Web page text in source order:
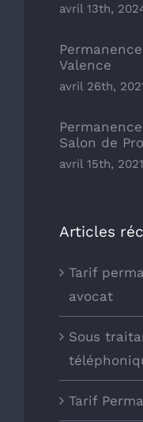
avril 13th,
Valence
avril 26th,
Salon de
avril 15th, 2021
Articles
Tarif
avocat
Sous
Tarif